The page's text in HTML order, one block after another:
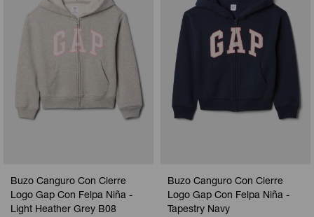
Buzo Canguro Con Cierre
Logo Gap Con Felpa Niña -
Light Heather Grey B08
Buzo Canguro Con Cierre
Logo Gap Con Felpa Niña -
Tapestry Navy